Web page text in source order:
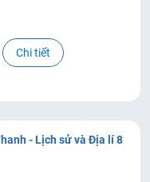
Chi tiết
và Địa lí 8